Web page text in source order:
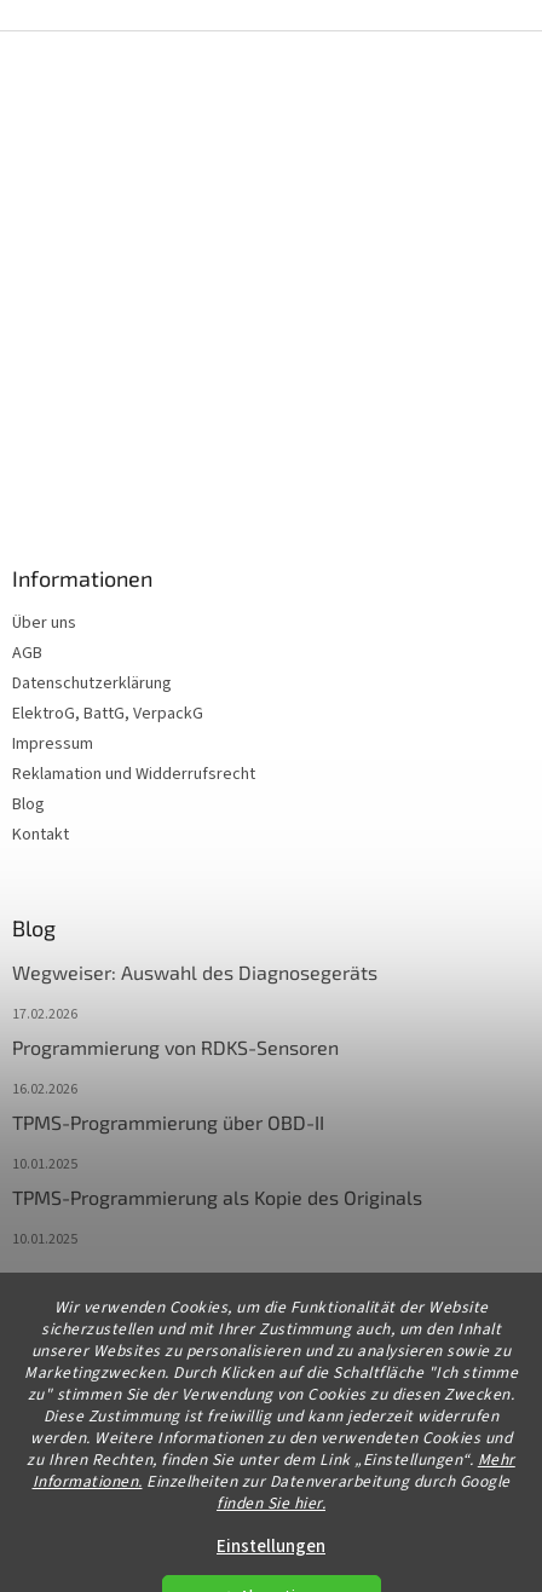
Wir verwenden Cookies, um die Funktionalität der Website
sicherzustellen und mit Ihrer Zustimmung auch, um den Inhalt
unserer Websites zu personalisieren und zu analysieren sowie zu
Marketingzwecken. Durch Klicken auf die Schaltfläche "Ich stimme
zu" stimmen Sie der Verwendung von Cookies zu diesen Zwecken.
Diese Zustimmung ist freiwillig und kann jederzeit widerrufen
werden. Weitere Informationen zu den verwendeten Cookies und
zu Ihren Rechten, finden Sie unter dem Link „Einstellungen“. Mehr
Informationen. Einzelheiten zur Datenverarbeitung durch Google
finden Sie hier.
Einstellungen
Informationen
Über uns
AGB
Datenschutzerklärung
ElektroG, BattG, VerpackG
Impressum
Reklamation und Widderrufsrecht
Blog
Kontakt
Blog
Wegweiser: Auswahl des Diagnosegeräts
17.02.2026
Programmierung von RDKS-Sensoren
16.02.2026
TPMS-Programmierung über OBD-II
10.01.2025
TPMS-Programmierung als Kopie des Originals
10.01.2025
Kontakt
info@diagstore.de
+491706654834
Erstellt von Shoptet Premium